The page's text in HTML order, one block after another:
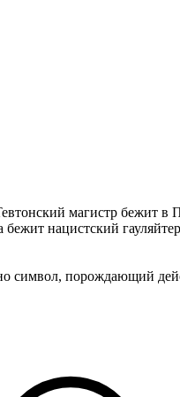
магистр бежит в
нацистский
символ, порождающий